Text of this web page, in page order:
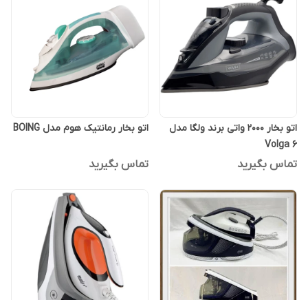
اتو بخار 2000 واتی برند ولگا مدل
Volga 6
تماس بگیرید
اتو بخار رمانتیک هوم مدل BOING
تماس بگیرید